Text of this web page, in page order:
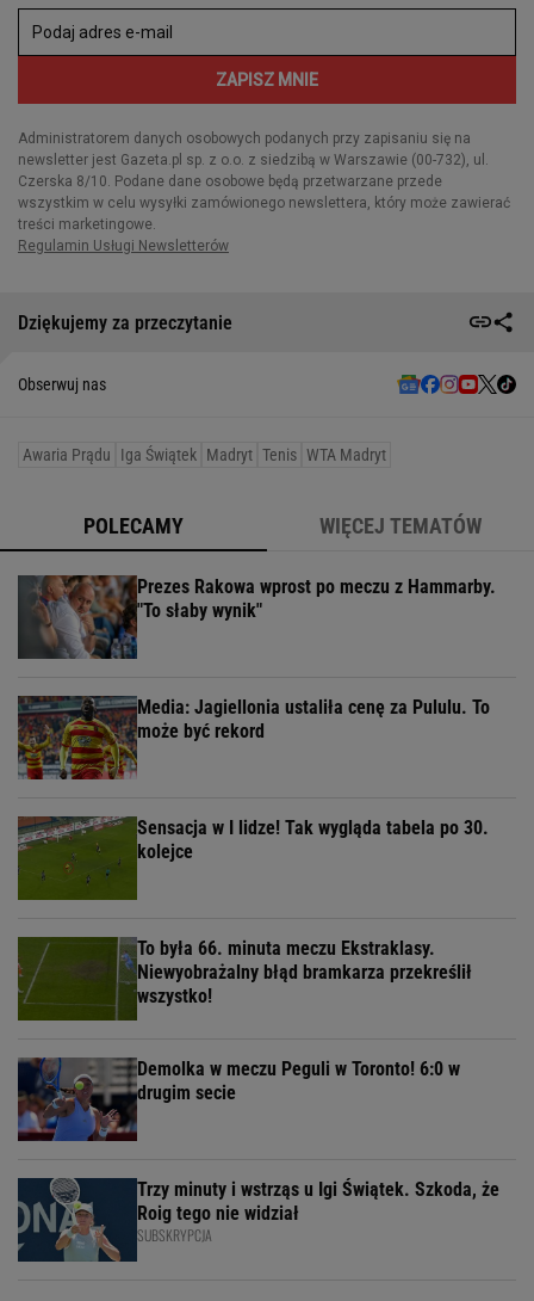
Dziękujemy za przeczytanie
Obserwuj nas
Awaria Prądu Iga Świątek Madryt Tenis WTA Madryt
POLECAMY WIĘCEJ TEMATÓW
Prezes Rakowa wprost po meczu z Hammarby.
"To słaby wynik"
Media: Jagiellonia ustaliła cenę za Pululu. To
może być rekord
Sensacja w I lidze! Tak wygląda tabela po 30.
kolejce
To była 66. minuta meczu Ekstraklasy.
Niewyobrażalny błąd bramkarza przekreślił
wszystko!
Demolka w meczu Peguli w Toronto! 6:0 w
drugim secie
Trzy minuty i wstrząs u Igi Świątek. Szkoda, że
Roig tego nie widział
SUBSKRYPCJA